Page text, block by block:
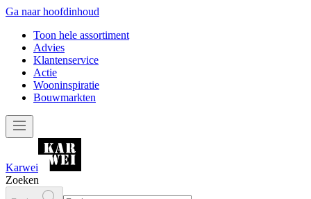
Ga naar hoofdinhoud
Toon hele assortiment
Advies
Klantenservice
Actie
Wooninspiratie
Bouwmarkten
Karwei
Zoeken